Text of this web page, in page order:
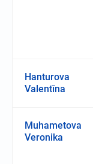
Hanturova
Valentīna
Muhametova
Veronika